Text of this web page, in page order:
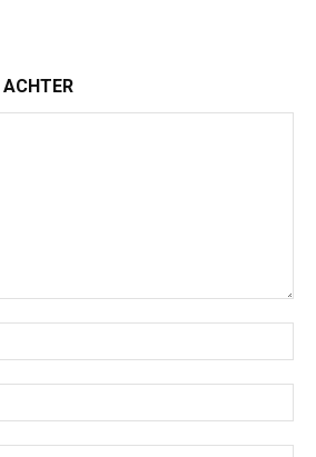
ACHTER